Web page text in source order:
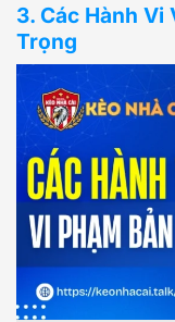
3. Các Hành Vi
Trọng